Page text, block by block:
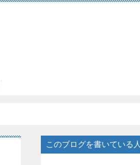
このブログを書いている人